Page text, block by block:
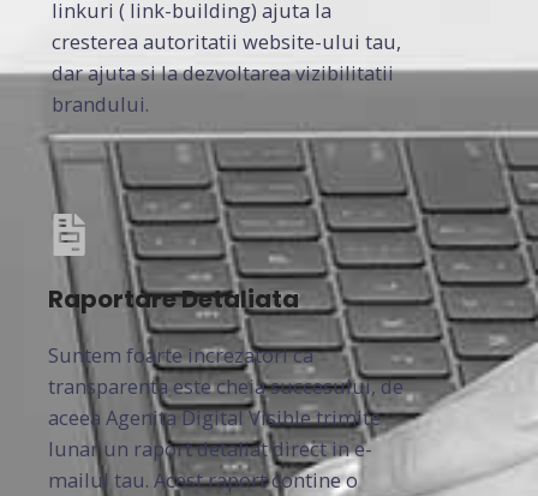
linkuri ( link-building) ajuta la
cresterea autoritatii website-ului tau,
dar ajuta si la dezvoltarea vizibilitatii
brandului.
Raportare Detaliata
Suntem foarte increzatori ca
transparenta este cheia succesului, de
aceea Agenita Digital Visible trimite
lunar un raport detaliat direct in e-
mailul tau. Acest raport contine o